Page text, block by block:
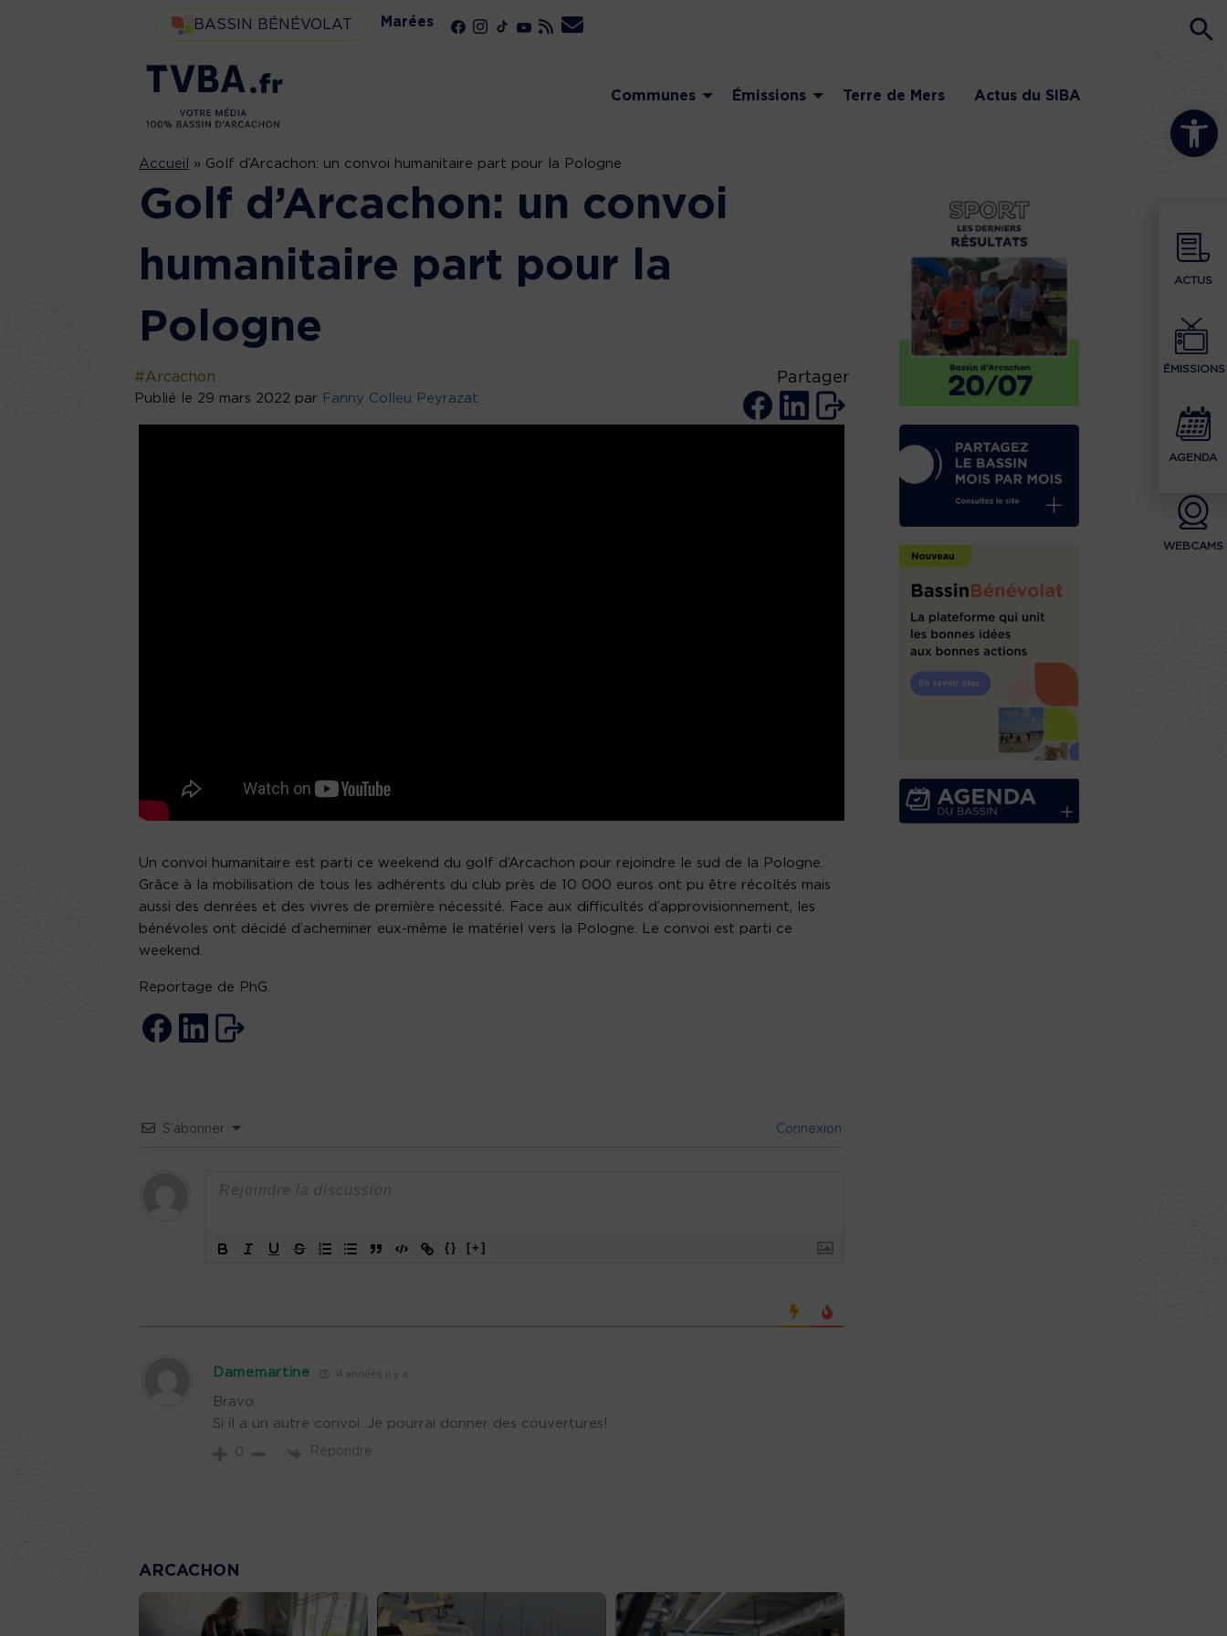
Ouvrir la
ACTUS
ÉMISSIONS
AGENDA
WEBCAMS
BASSIN BÉNÉVOLAT Marées
Communes Émissions Terre de Mers Actus du SIBA
Accueil » Golf d’Arcachon: un convoi humanitaire part pour la Pologne
Golf d’Arcachon: un convoi
humanitaire part pour la
Pologne
#Arcachon
Publié le 29 mars 2022 par Fanny Colleu Peyrazat
Partager
Un convoi humanitaire est parti ce weekend du golf d’Arcachon pour rejoindre le sud de la Pologne.
Grâce à la mobilisation de tous les adhérents du club près de 10 000 euros ont pu être récoltés mais
aussi des denrées et des vivres de première nécessité. Face aux difficultés d’approvisionnement, les
bénévoles ont décidé d’acheminer eux-même le matériel vers la Pologne. Le convoi est parti ce
weekend.
Reportage de PhG.
S’abonner Connexion
{} [+]
Damemartine 4 années il y a
Bravo
Si il a un autre convoi. Je pourrai donner des couvertures!
0 Répondre
ARCACHON